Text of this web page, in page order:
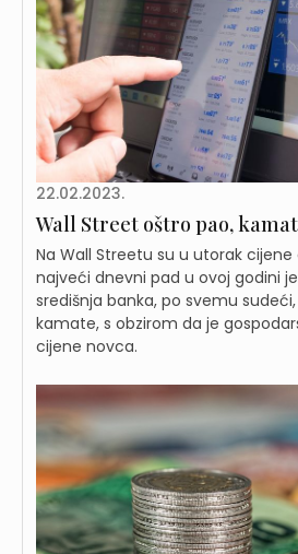
22.02.2023.
Wall Street oštro pao,
Na Wall Streetu su u utorak cijene
najveći dnevni pad u ovoj godini
središnja banka, po svemu
kamate, s obzirom da je
cijene novca.